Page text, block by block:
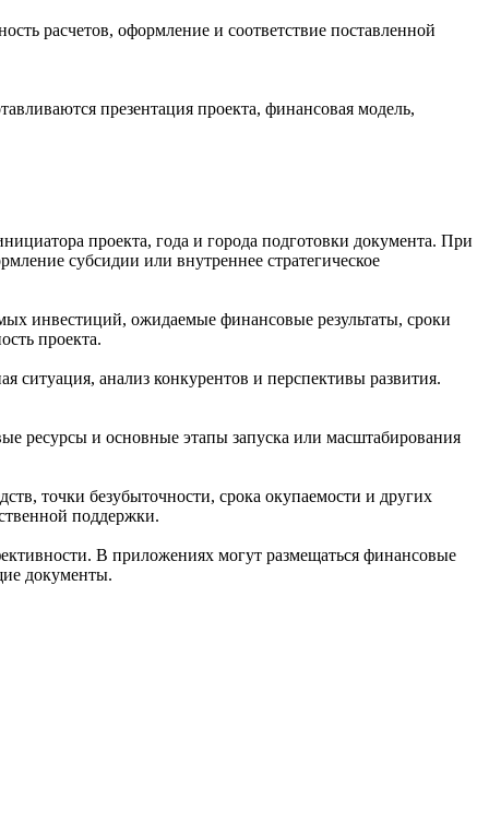
расчетов, оформление и соответствие поставленной
презентация проекта, финансовая модель,
проекта, года и города подготовки документа. При
субсидии или внутреннее стратегическое
инвестиций, ожидаемые финансовые результаты, сроки
проекта.
ситуация, анализ конкурентов и перспективы развития.
ресурсы и основные этапы запуска или масштабирования
точки безубыточности, срока окупаемости и других
поддержки.
В приложениях могут размещаться финансовые
документы.